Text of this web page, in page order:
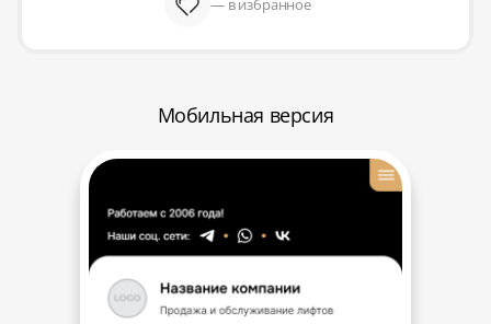
— в избранное
Мобильная версия